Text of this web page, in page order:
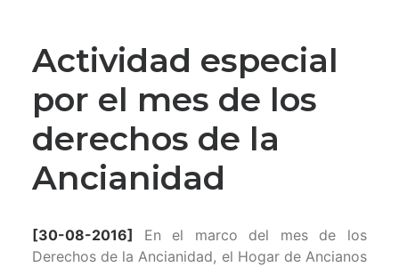
Actividad especial
por el mes de los
derechos de la
Ancianidad
[30-08-2016] En el marco del mes de los
Derechos de la Ancianidad, el Hogar de Ancianos